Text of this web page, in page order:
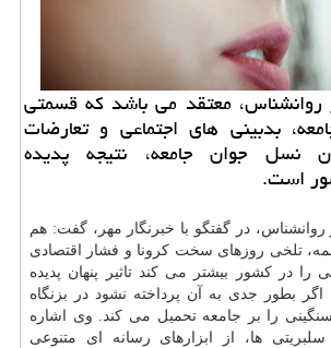
معتقد می باشد كه قسمتی
بدبینی های اجتماعی و تعارضات
نسل جوان جامعه، نتیجه پدیده
است.
در گفتگو با خبرنگار مهر، گفت: هم
تلخی روزهای سخت کرونا و فشار اقتصادی
را در کشور بیشتر می کند تاثیر پنهان پدیده
بطور جدی به آن پرداخته نشود در بزنگاه
را بر جامعه تحمیل می کند. وی اشاره
ها، از ابزارهای رسانه ای متنوعی